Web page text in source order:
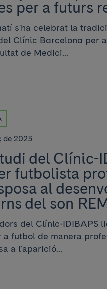
per a futurs
s'ha celebrat la
Clínic Barcelona per
de Medici...
de 2023
del Clínic-
futbolista
al
del son
del Clínic-IDIBAPS
a futbol de manera
a l'aparició...